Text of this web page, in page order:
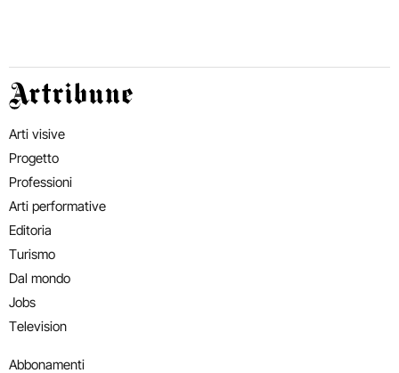
Artribune
Arti visive
Progetto
Professioni
Arti performative
Editoria
Turismo
Dal mondo
Jobs
Television
Abbonamenti